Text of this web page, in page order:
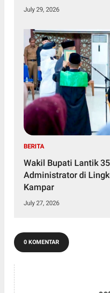
July 29, 2026
BERITA
Wakil Bupati Lantik
Administrator di
Kampar
July 27, 2026
0 KOMENTAR